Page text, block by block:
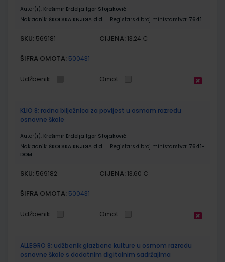
Autor(i): Krešimir Erdelja Igor Stojaković
Nakladnik: ŠKOLSKA KNJIGA d.d. Registarski broj ministarstva: 7641
SKU: 569181 CIJENA: 13,24 €
ŠIFRA OMOTA: 500431
Udžbenik Omot
KLIO 8; radna bilježnica za povijest u osmom razredu
osnovne škole
Autor(i): Krešimir Erdelja Igor Stojaković
Nakladnik: ŠKOLSKA KNJIGA d.d. Registarski broj ministarstva: 7641-
DOM
SKU: 569182 CIJENA: 13,60 €
ŠIFRA OMOTA: 500431
Udžbenik Omot
ALLEGRO 8; udžbenik glazbene kulture u osmom razredu
osnovne škole s dodatnim digitalnim sadržajima